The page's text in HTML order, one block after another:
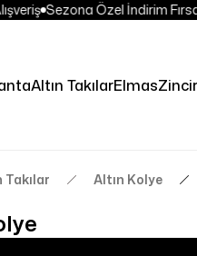
Sezona Özel İndirim
Altın TakılarElmasZincir
Takılar Altın Kolye